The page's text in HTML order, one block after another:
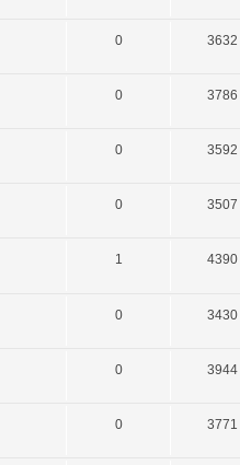
0 3632
0 3786
0 3592
0 3507
1 4390
0 3430
0 3944
0 3771